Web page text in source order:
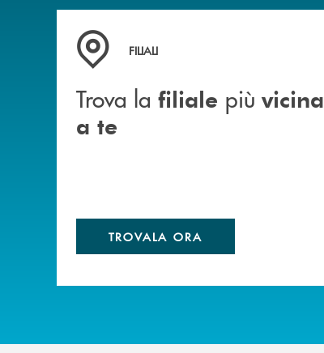
Trova la filiale&nbsp; più vicina a te
FILIALI
Trova la filiale più vicina
a te
TROVALA ORA